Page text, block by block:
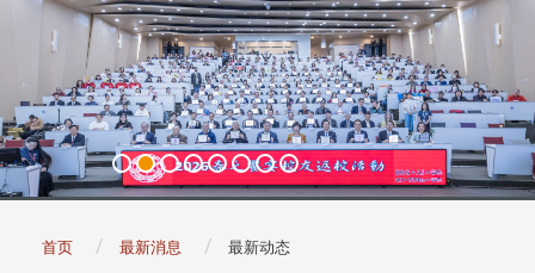
首页 最新消息 最新动态